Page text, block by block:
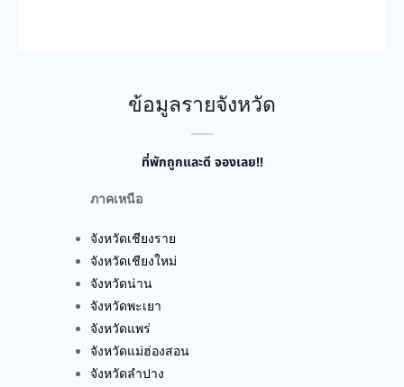
ข้อมูลรายจังหวัด
ที่พักถูกและดี จองเลย!!
ภาคเหนือ
จังหวัดเชียงราย
จังหวัดเชียงใหม่
จังหวัดน่าน
จังหวัดพะเยา
จังหวัดแพร่
จังหวัดแม่ฮ่องสอน
จังหวัดลำปาง